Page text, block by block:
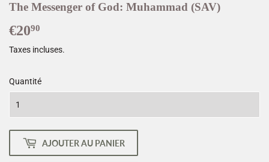
The Messenger of God: Muhammad (SAV)
€2090
Taxes incluses.
Quantité
AJOUTER AU PANIER